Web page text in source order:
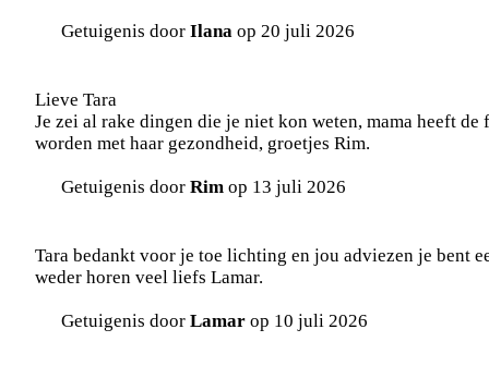
Getuigenis door Ilana op 20 juli 2026
Lieve Tara
Je zei al rake dingen die je niet kon weten, mama heeft
worden met haar gezondheid, groetjes Rim.
Getuigenis door Rim op 13 juli 2026
Tara bedankt voor je toe lichting en jou adviezen je bent
weder horen veel liefs Lamar.
Getuigenis door Lamar op 10 juli 2026